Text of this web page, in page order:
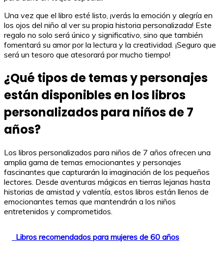
Una vez que el libro esté listo, ¡verás la emoción y alegría en
los ojos del niño al ver su propia historia personalizada! Este
regalo no solo será único y significativo, sino que también
fomentará su amor por la lectura y la creatividad. ¡Seguro que
será un tesoro que atesorará por mucho tiempo!
¿Qué tipos de temas y personajes
están disponibles en los libros
personalizados para niños de 7
años?
Los libros personalizados para niños de 7 años ofrecen una
amplia gama de temas emocionantes y personajes
fascinantes que capturarán la imaginación de los pequeños
lectores. Desde aventuras mágicas en tierras lejanas hasta
historias de amistad y valentía, estos libros están llenos de
emocionantes temas que mantendrán a los niños
entretenidos y comprometidos.
Libros recomendados para mujeres de 60 años